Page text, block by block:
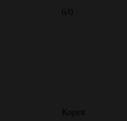
6/0
Корея